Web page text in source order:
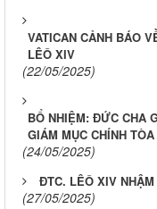
VATICAN CẢNH BÁO
LÊÔ XIV
(22/05/2025)
BỔ NHIỆM: ĐỨC CHA
GIÁM MỤC CHÍNH
(24/05/2025)
ĐTC. LÊÔ XIV
(27/05/2025)